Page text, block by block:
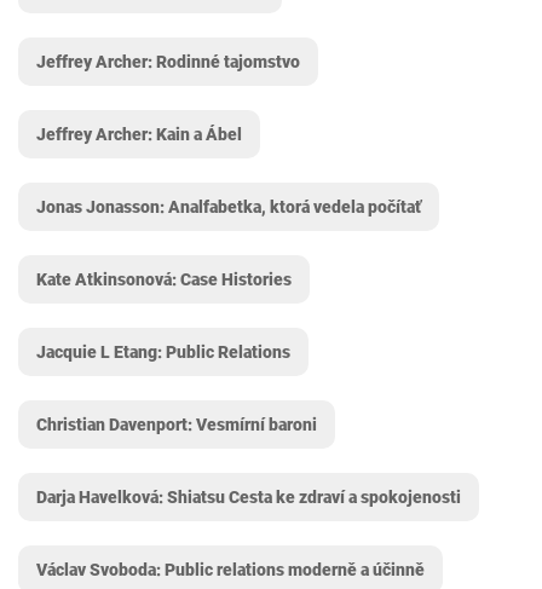
Jeffrey Archer: Rodinné tajomstvo
Jeffrey Archer: Kain a Ábel
Jonas Jonasson: Analfabetka, ktorá vedela počítať
Kate Atkinsonová: Case Histories
Jacquie L Etang: Public Relations
Christian Davenport: Vesmírní baroni
Darja Havelková: Shiatsu Cesta ke zdraví a spokojenosti
Václav Svoboda: Public relations moderně a účinně